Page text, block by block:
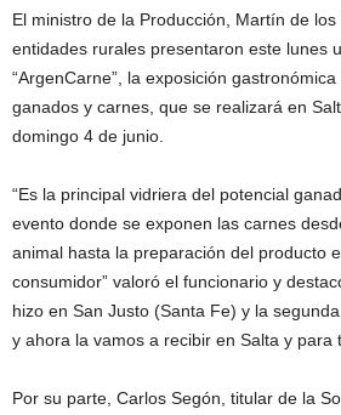
El ministro de la Producción, Martín de
entidades rurales presentaron este lunes
“ArgenCarne”, la exposición
ganados y carnes, que se realizará en
domingo 4 de junio.
“Es la principal vidriera del potencial
evento donde se exponen las carnes
animal hasta la preparación del producto
consumidor” valoró el funcionario y
hizo en San Justo (Santa Fe) y la
y ahora la vamos a recibir en Salta y para
Por su parte, Carlos Segón, titular de la